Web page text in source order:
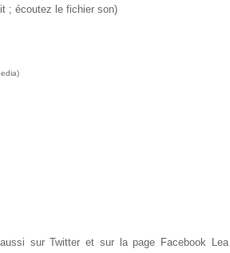
; écoutez le fichier son)
sur Twitter et sur la page Facebook Lea